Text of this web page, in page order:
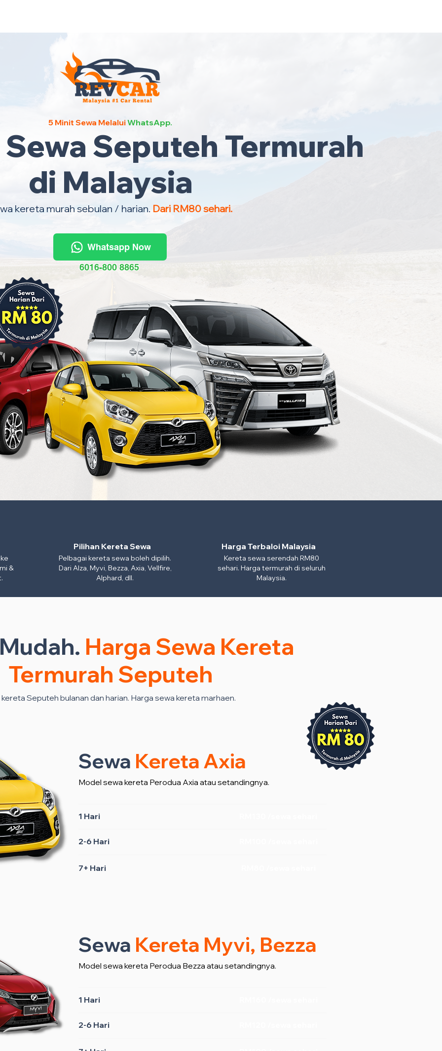
5 Minit Sewa MelaluiWhatsApp.
Seputeh Termurah
di Malaysia
kereta murah sebulan / harian. Dari RM80 sehari.
Whatsapp Now
6016-800 8865
&
Pilihan Kereta Sewa
Pelbagai kereta sewa boleh dipilih.
Dari Alza, Myvi, Bezza, Axia, Vellfire,
Alphard, dll.
Harga Terbaloi Malaysia
Kereta sewa serendah RM80
sehari. Harga termurah di seluruh
Malaysia.
Harga Sewa Kereta
Termurah Seputeh
Seputeh bulanan dan harian. Harga sewa kereta marhaen.
Sewa Kereta Axia
Model sewa kereta Perodua Axia atau setandingnya.
1 Hari
2-6 Hari
7+ Hari
Sewa Kereta Myvi, Bezza
Model sewa kereta Perodua Bezza atau setandingnya.
1 Hari
2-6 Hari